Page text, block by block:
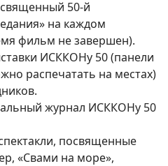
50-й
на каждом
фильм не завершен).
ИСККОНу 50 (панели
распечатать на местах)
журнал ИСККОНу 50
посвященные
«Свами на море»,